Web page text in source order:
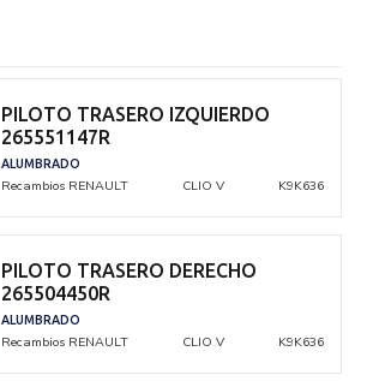
PILOTO TRASERO IZQUIERDO
265551147R
ALUMBRADO
Recambios RENAULT CLIO V K9K636
PILOTO TRASERO DERECHO
265504450R
ALUMBRADO
Recambios RENAULT CLIO V K9K636